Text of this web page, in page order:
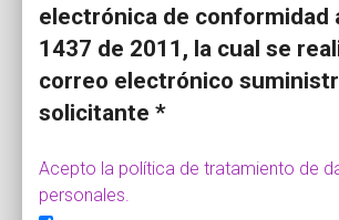
electrónica de conformidad
1437 de 2011, la cual se
correo electrónico
solicitante *
Acepto la política de tratamiento de
personales.